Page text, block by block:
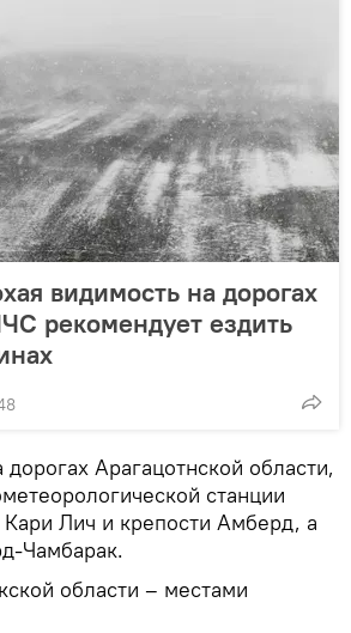
видимость на дорогах
рекомендует ездить
Арагацотнской области,
станции
Лич и крепости Амберд, а
Чамбарак.
области – местами